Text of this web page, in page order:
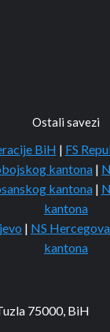
Ostali savezi
BiH | FS
kantona |
kantona |
kantona
| NS
kantona
75000, BiH